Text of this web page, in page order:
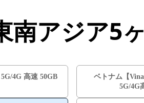
南アジア5
4G 高速 50GB
ベトナム【
5G/4G